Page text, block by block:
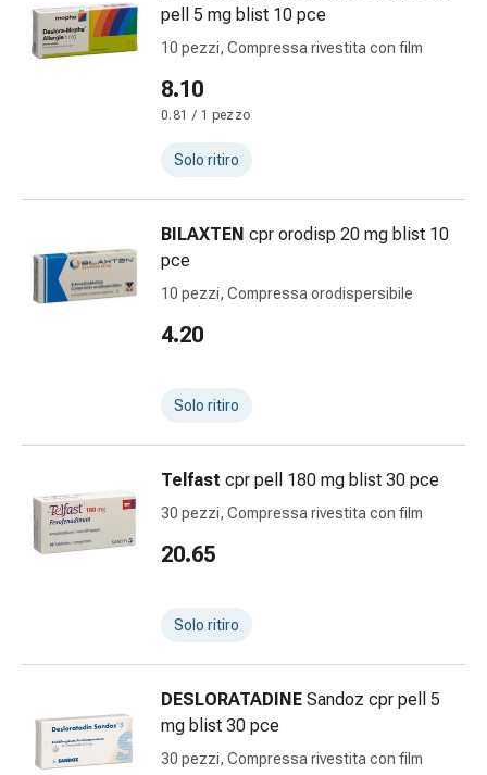
e
disinfezione
ferite
Medicazioni
Suture
cutanee
adesive
e
colla
tissutale
Unguento
medicali
Igiene
dell'orecchio
Dolore
Gocce
Infiammazione
oculare
Medicazioni
oftalmiche
Igiene
pell 5 mg blist 10 pce
10 pezzi, Compressa rivestita con film
8.10
0.81 / 1 pezzo
Solo ritiro
BILAXTEN cpr orodisp 20 mg blist 10
pce
10 pezzi, Compressa orodispersibile
4.20
Solo ritiro
Telfast cpr pell 180 mg blist 30 pce
30 pezzi, Compressa rivestita con film
20.65
Solo ritiro
DESLORATADINE Sandoz cpr pell 5
mg blist 30 pce
30 pezzi, Compressa rivestita con film